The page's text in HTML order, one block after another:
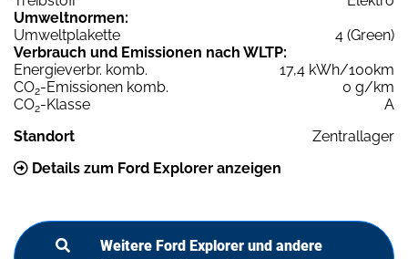
Umweltnormen:
Umweltplakette
4 (Green)
Verbrauch und Emissionen nach WLTP:
Energieverbr. komb.
17,4 kWh/100km
CO2-Emissionen komb.
0 g/km
CO2-Klasse
A
Standort
Zentrallager
Details zum Ford Explorer anzeigen
Weitere Ford Explorer und andere